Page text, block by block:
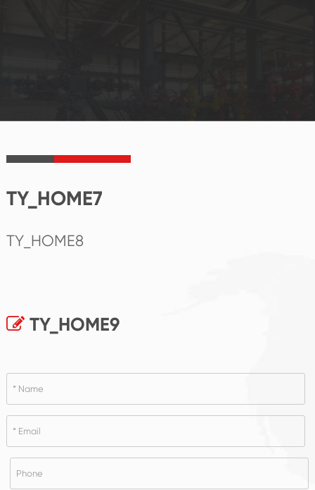
TY_HOME7
TY_HOME8
TY_HOME9